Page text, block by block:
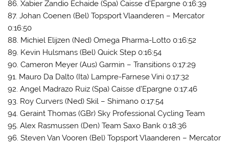
86. Xabier Zandio Echaide (Spa) Caisse d’Epargne 0:16:39
87. Johan Coenen (Bel) Topsport Vlaanderen – Mercator
0:16:50
88. Michiel Elijzen (Ned) Omega Pharma-Lotto 0:16:52
89. Kevin Hulsmans (Bel) Quick Step 0:16:54
90. Cameron Meyer (Aus) Garmin – Transitions 0:17:29
91. Mauro Da Dalto (Ita) Lampre-Farnese Vini 0:17:32
92. Angel Madrazo Ruiz (Spa) Caisse d’Epargne 0:17:46
93. Roy Curvers (Ned) Skil – Shimano 0:17:54
94. Geraint Thomas (GBr) Sky Professional Cycling Team
95. Alex Rasmussen (Den) Team Saxo Bank 0:18:36
96. Steven Van Vooren (Bel) Topsport Vlaanderen – Mercator